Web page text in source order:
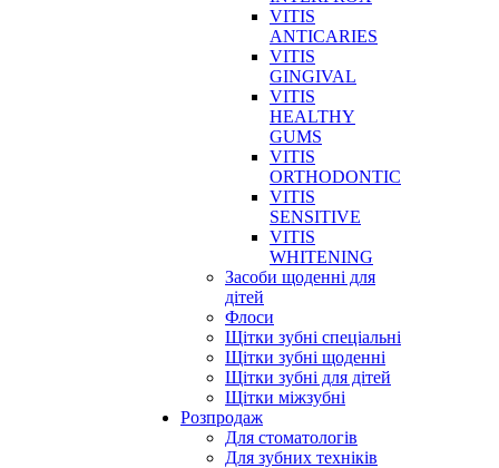
VITIS
ANTICARIES
VITIS
GINGIVAL
VITIS
HEALTHY
GUMS
VITIS
ORTHODONTIC
VITIS
SENSITIVE
VITIS
WHITENING
Засоби щоденні для
дітей
Флоси
Щітки зубні спеціальні
Щітки зубні щоденні
Щітки зубні для дітей
Щітки міжзубні
Розпродаж
Для стоматологів
Для зубних техніків